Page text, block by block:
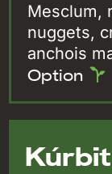
Mesclum,
nuggets,
anchois
Option
Kúrbit